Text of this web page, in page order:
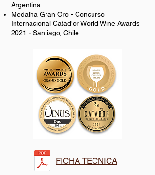
Argentina.
Medalha Gran Oro - Concurso
Internacional Catad'or World Wine Awards
2021 - Santiago, Chile.
FICHA TÉCNICA